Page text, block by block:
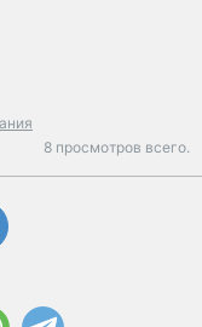
8 просмотров всего.